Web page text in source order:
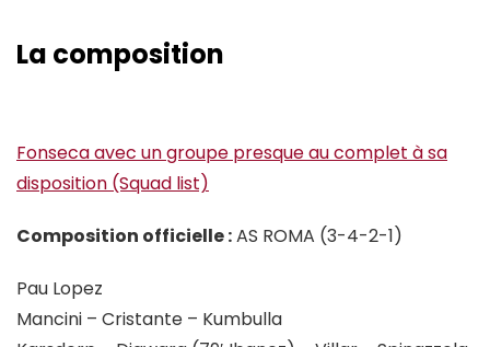
La composition
Fonseca avec un groupe presque au complet à sa
disposition (Squad list)
Composition officielle :AS ROMA (3-4-2-1)
Pau Lopez
Mancini – Cristante – Kumbulla